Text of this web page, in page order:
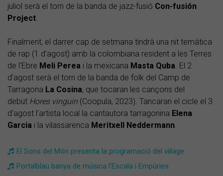
juliol serà el torn de la banda de jazz-fusió Con-fusión
Project.
Finalment, el darrer cap de setmana tindrà una nit temàtica
de rap (1 d'agost) amb la colombiana resident a les Terres
de l'Ebre Meli Perea i la mexicana Masta Quba. El 2
d'agost serà el torn de la banda de folk del Camp de
Tarragona La Cosina, que tocaran les cançons del
debut Hores vinguin (Coopula, 2023). Tancaran el cicle el 3
d'agost l'artista local la cantautora tarragonina Elena
Garcia i la vilassarenca Meritxell Neddermann.
El Sons del Món presenta la programació del village
Portalblau banya de música l'Escala i Empúries